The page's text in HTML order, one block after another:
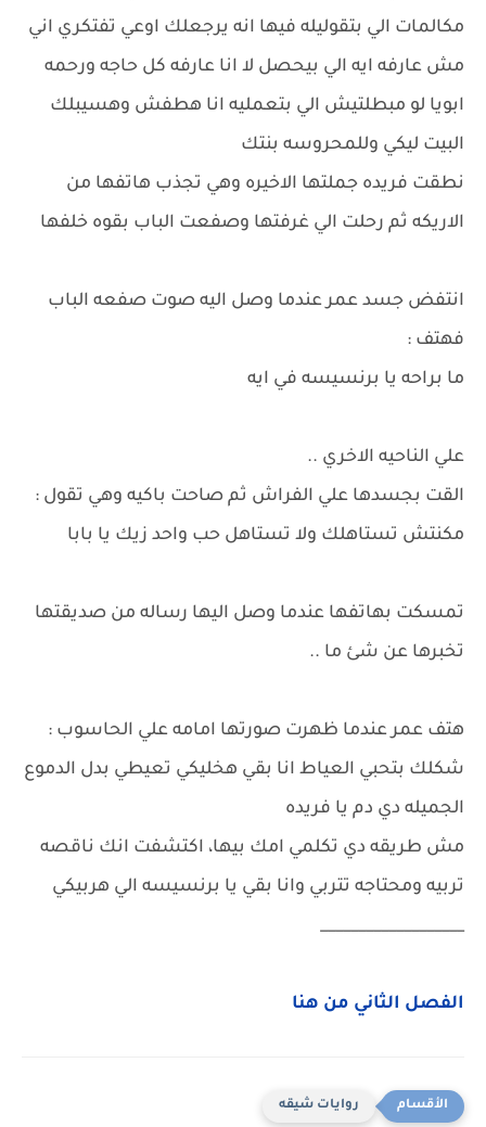
مكالمات الي بتقوليله فيها انه يرجعلك اوعي تفتكري اني
مش عارفه ايه الي بيحصل لا انا عارفه كل حاجه ورحمه
ابويا لو مبطلتيش الي بتعمليه انا هطفش وهسيبلك
البيت ليكي وللمحروسه بنتك
نطقت فريده جملتها الاخيره وهي تجذب هاتفها من
الاريكه ثم رحلت الي غرفتها وصفعت الباب بقوه خلفها
انتفض جسد عمر عندما وصل اليه صوت صفعه الباب
فهتف :
ما براحه يا برنسيسه في ايه
علي الناحيه الاخري ..
القت بجسدها علي الفراش ثم صاحت باكيه وهي تقول :
مكنتش تستاهلك ولا تستاهل حب واحد زيك يا بابا
تمسكت بهاتفها عندما وصل اليها رساله من صديقتها
تخبرها عن شئ ما ..
هتف عمر عندما ظهرت صورتها امامه علي الحاسوب :
شكلك بتحبي العياط انا بقي هخليكي تعيطي بدل الدموع
الجميله دي دم يا فريده
مش طريقه دي تكلمي امك بيها، اكتشفت انك ناقصه
تربيه ومحتاجه تتربي وانا بقي يا برنسيسه الي هربيكي
___________________
الفصل الثاني من هنا
روايات شيقه